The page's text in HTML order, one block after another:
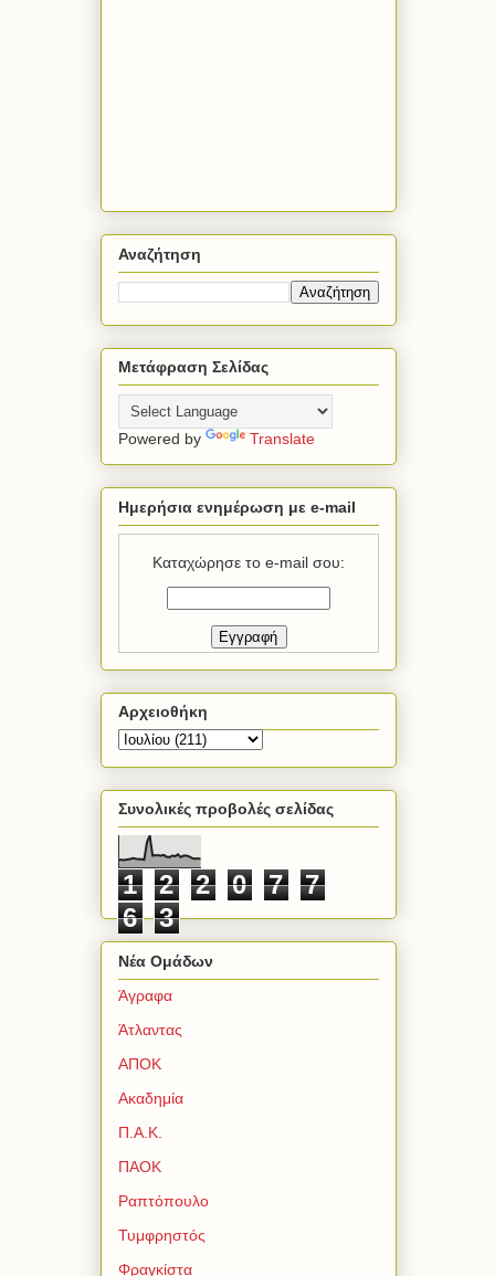
Αναζήτηση
Μετάφραση Σελίδας
Powered by Translate
Ημερήσια ενημέρωση με e-mail
Καταχώρησε το e-mail σου:
Αρχειοθήκη
Συνολικές προβολές σελίδας
1 2 2 0 7
7
6
3
Νέα Ομάδων
Άγραφα
Άτλαντας
ΑΠΟΚ
Ακαδημία
Π.Α.Κ.
ΠΑΟΚ
Ραπτόπουλο
Τυμφρηστός
Φραγκίστα